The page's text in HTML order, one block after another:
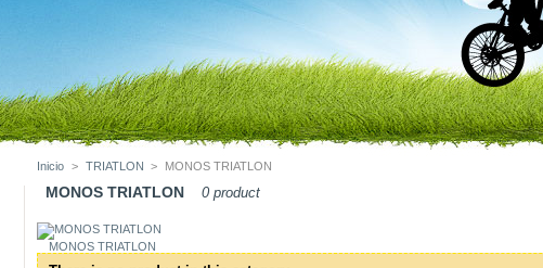
Inicio > TRIATLON > MONOS TRIATLON
MONOS TRIATLON 0 product
MONOS TRIATLON